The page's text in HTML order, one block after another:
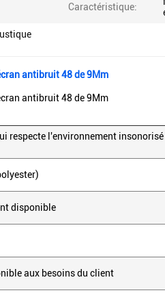
Caractéristique:
antibruit 48 de 9Mm
antibruit 48 de 9Mm
respecte l'environnement insonorisé
disponible
aux besoins du client